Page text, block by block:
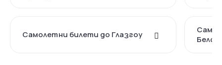
Самолетни билети до Глазгоу